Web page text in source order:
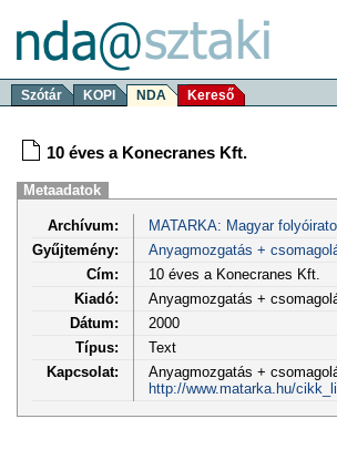
Szótár KOPI NDA Kereső
10 éves a Konecranes Kft.
Metaadatok
Archívum:
MATARKA: Magyar
Gyűjtemény:
Anyagmozgatás +
Cím:
10 éves a Konecranes Kft.
Kiadó:
Anyagmozgatás +
Dátum:
2000
Típus:
Text
Kapcsolat:
Anyagmozgatás +
http://www.matarka.hu/